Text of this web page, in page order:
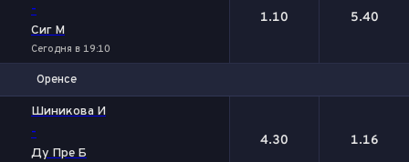
-
Сиг М
Сегодня в 19:10
1.10 5.40
Оренсе
Шиникова И
-
Ду Пре Б
4.30 1.16